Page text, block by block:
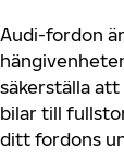
Audi-fordon
säkerställa
bilar till
ditt fordons